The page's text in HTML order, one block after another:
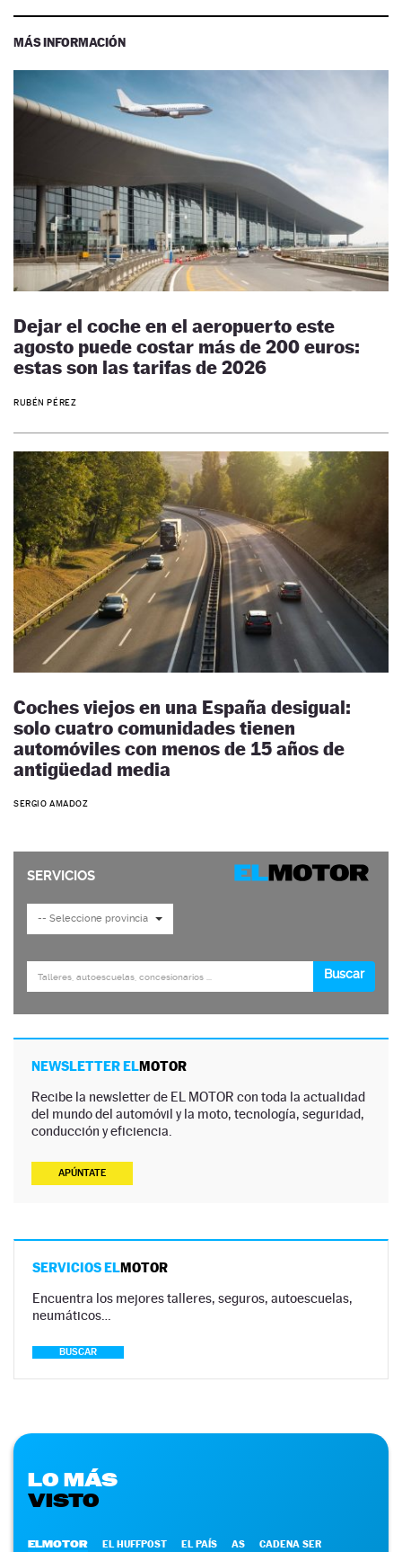
MÁS INFORMACIÓN
Dejar el coche en el aeropuerto este
agosto puede costar más de 200 euros:
estas son las tarifas de 2026
RUBÉN PÉREZ
Coches viejos en una España desigual:
solo cuatro comunidades tienen
automóviles con menos de 15 años de
antigüedad media
SERGIO AMADOZ
NEWSLETTER ELMOTOR
Recibe la newsletter de EL MOTOR con toda la actualidad
del mundo del automóvil y la moto, tecnología, seguridad,
conducción y eficiencia.
APÚNTATE
SERVICIOS ELMOTOR
Encuentra los mejores talleres, seguros, autoescuelas,
neumáticos…
BUSCAR
LO MÁS
VISTO
ELMOTOR EL HUFFPOST EL PAÍS AS CADENA SER